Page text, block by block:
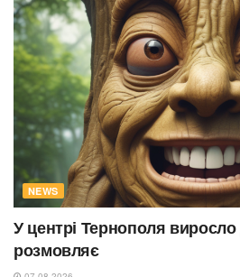
NEWS
У центрі Тернополя
розмовляє